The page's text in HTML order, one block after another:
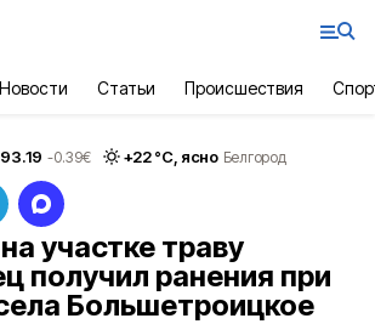
Новости Статьи Происшествия
93.19 -0.39€ +22°С, ясно Белгород
участке траву
получил ранения при
Большетроицкое